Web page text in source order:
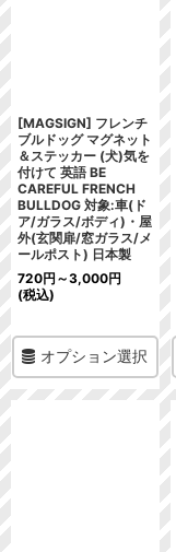
[MAGSIGN] フレンチ
ブルドッグ マグネット
＆ステッカー (犬)気を
付けて 英語 BE
CAREFUL FRENCH
BULLDOG 対象:車(ド
ア/ガラス/ボディ)・屋
外(玄関扉/窓ガラス/メ
ールポスト) 日本製
720円 ～3,000円
(税込)
オプション選択